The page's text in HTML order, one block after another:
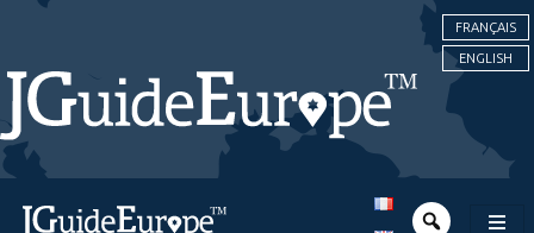
FRANÇAIS
ENGLISH